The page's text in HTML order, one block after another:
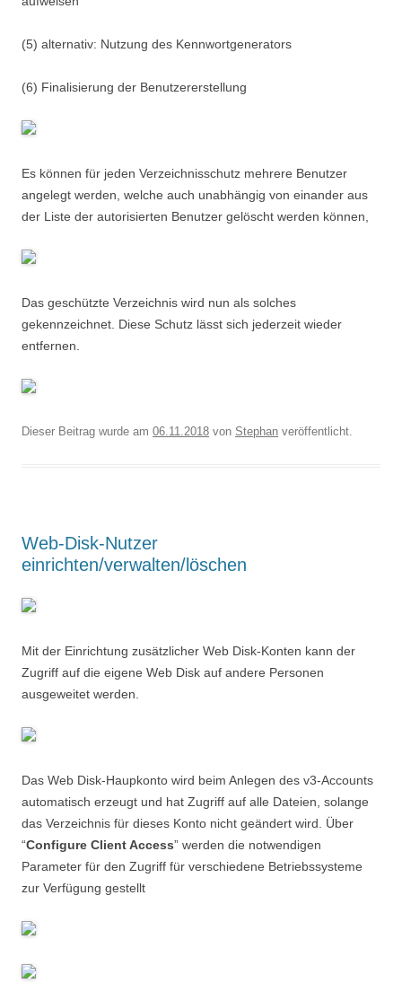
(5) alternativ: Nutzung des Kennwortgenerators
(6) Finalisierung der Benutzererstellung
Es können für jeden Verzeichnisschutz mehrere Benutzer
angelegt werden, welche auch unabhängig von einander aus
der Liste der autorisierten Benutzer gelöscht werden können,
Das geschützte Verzeichnis wird nun als solches
gekennzeichnet. Diese Schutz lässt sich jederzeit wieder
entfernen.
Dieser Beitrag wurde am 06.11.2018 von Stephan veröffentlicht.
Web-Disk-Nutzer
einrichten/verwalten/löschen
Mit der Einrichtung zusätzlicher Web Disk-Konten kann der
Zugriff auf die eigene Web Disk auf andere Personen
ausgeweitet werden.
Das Web Disk-Haupkonto wird beim Anlegen des v3-Accounts
automatisch erzeugt und hat Zugriff auf alle Dateien, solange
das Verzeichnis für dieses Konto nicht geändert wird. Über
“Configure Client Access” werden die notwendigen
Parameter für den Zugriff für verschiedene Betriebssysteme
zur Verfügung gestellt